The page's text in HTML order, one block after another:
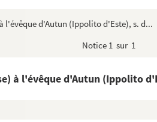
l'évêque d'Autun (Ippolito d'Este), s. d...
Notice 1 sur 1
à l'évêque d'Autun (Ippolito